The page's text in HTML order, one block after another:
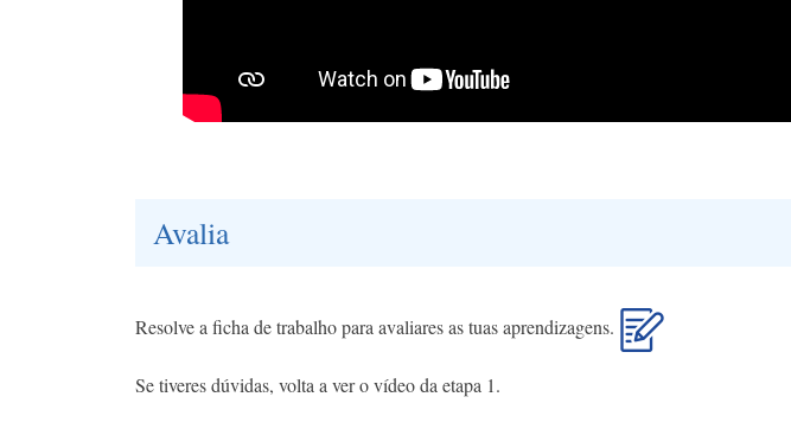
Avalia
Resolve a ficha de trabalho para avaliares as tuas aprendizagens.
Se tiveres dúvidas, volta a ver o vídeo da etapa 1.